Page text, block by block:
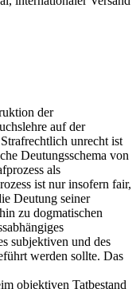
der
auf der
unrecht ist
Deutungsschema von
als
ist nur insofern fair,
Deutung seiner
zu dogmatischen
subjektiven und des
werden sollte. Das
objektiven Tatbestand